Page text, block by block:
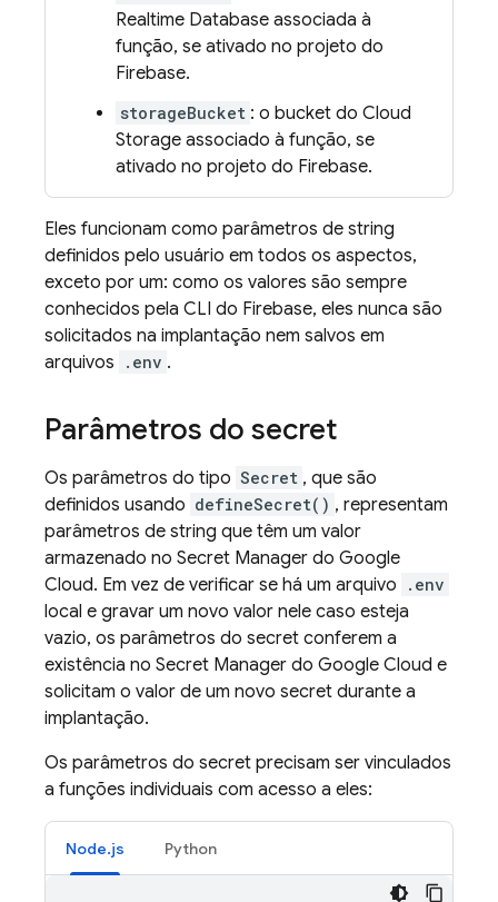
Realtime Database associada à
função, se ativado no projeto do
Firebase.
storageBucket : o bucket do Cloud
Storage associado à função, se
ativado no projeto do Firebase.
Eles funcionam como parâmetros de string
definidos pelo usuário em todos os aspectos,
exceto por um: como os valores são sempre
conhecidos pela CLI do Firebase, eles nunca são
solicitados na implantação nem salvos em
arquivos
.env .
Parâmetros do secret
Os parâmetros do tipo Secret , que são
definidos usando defineSecret() , representam
parâmetros de string que têm um valor
armazenado no Secret Manager do Google
Cloud. Em vez de verificar se há um arquivo
.env
local e gravar um novo valor nele caso esteja
vazio, os parâmetros do secret conferem a
existência no Secret Manager do Google Cloud e
solicitam o valor de um novo secret durante a
implantação.
Os parâmetros do secret precisam ser vinculados
a funções individuais com acesso a eles:
Node.js Python